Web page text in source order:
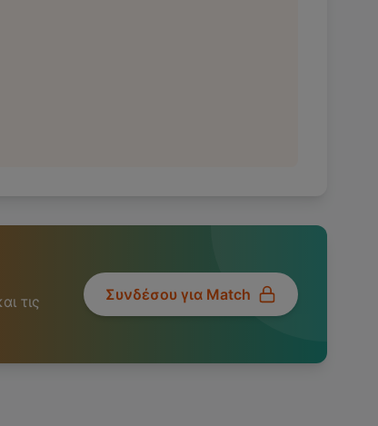
τις
Συνδέσου για Match